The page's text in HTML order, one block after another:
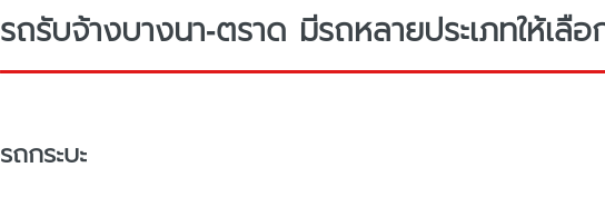
รถรับจ้างบางนา-ตราด มีรถหลายประเภทให้เลือ
รถกระบะ